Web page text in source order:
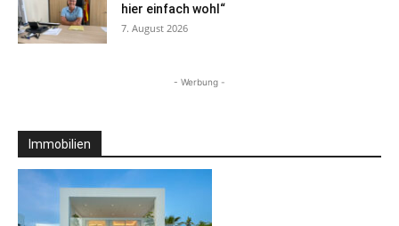
hier einfach wohl“
7. August 2026
- Werbung -
Immobilien